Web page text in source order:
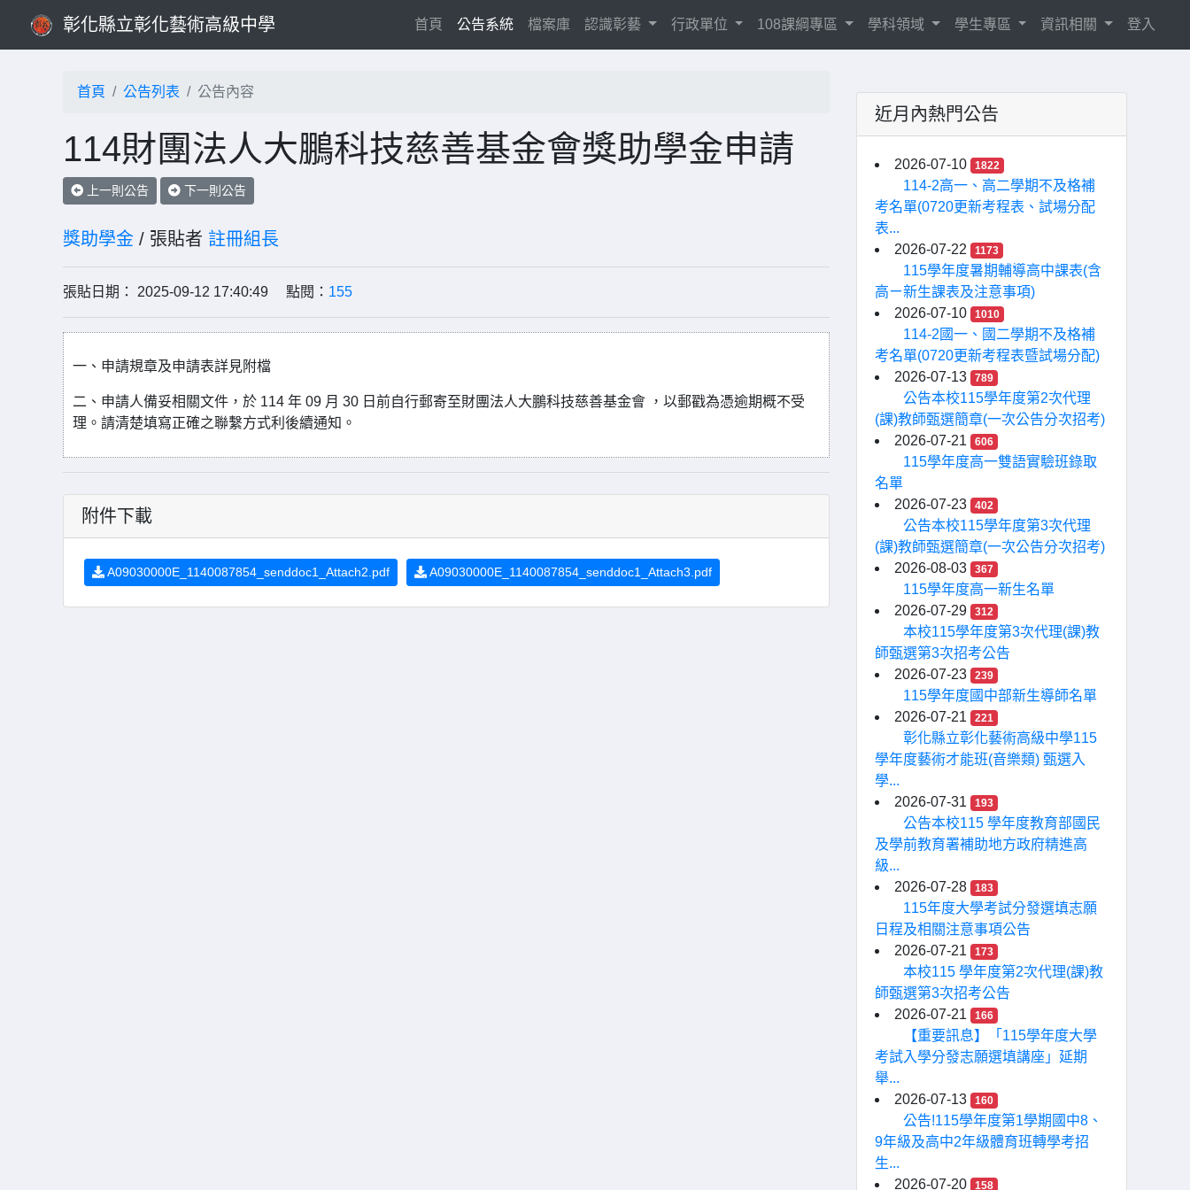
彰化縣立彰化藝術高級中學 首頁(current)
公告系統 檔案庫 認識彰藝 行政單位 108課綱專區 學科領域 學生專區 資訊相關 登入
首頁 公告列表 公告內容
114財團法人大鵬科技慈善基金會獎助學金申請
上一則公告 下一則公告
獎助學金 / 張貼者 註冊組長
張貼日期： 2025-09-12 17:40:49 點閱： 155
一、申請規章及申請表詳見附檔
二、申請人備妥相關文件，於 114 年 09 月 30 日前自行郵寄至財團法人大鵬科技慈善基金會 ，以郵戳為憑逾期概不受
理。請清楚填寫正確之聯繫方式利後續通知。
附件下載
A09030000E_1140087854_senddoc1_Attach2.pdf A09030000E_1140087854_senddoc1_Attach3.pdf
近月內熱門公告
2026-07-10 1822
114-2高一、高二學期不及格補
考名單(0720更新考程表、試場分配
表...
2026-07-22
1173
115學年度暑期輔導高中課表(含
高ㄧ新生課表及注意事項)
2026-07-10
1010
114-2國一、國二學期不及格補
考名單(0720更新考程表暨試場分配)
2026-07-13
789
公告本校115學年度第2次代理
(課)教師甄選簡章(一次公告分次招考)
2026-07-21
606
115學年度高一雙語實驗班錄取
名單
2026-07-23
402
公告本校115學年度第3次代理
(課)教師甄選簡章(一次公告分次招考)
2026-08-03
367
115學年度高一新生名單
2026-07-29
312
本校115學年度第3次代理(課)教
師甄選第3次招考公告
2026-07-23
239
115學年度國中部新生導師名單
2026-07-21
221
彰化縣立彰化藝術高級中學115
學年度藝術才能班(音樂類) 甄選入
學...
2026-07-31
193
公告本校115 學年度教育部國民
及學前教育署補助地方政府精進高
級...
2026-07-28
183
115年度大學考試分發選填志願
日程及相關注意事項公告
2026-07-21
173
本校115 學年度第2次代理(課)教
師甄選第3次招考公告
2026-07-21
166
【重要訊息】「115學年度大學
考試入學分發志願選填講座」延期
舉...
2026-07-13
160
公告!115學年度第1學期國中8、
9年級及高中2年級體育班轉學考招
生...
2026-07-20
158